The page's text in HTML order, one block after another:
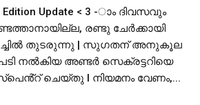
Edition Update < 3 -ാം ദിവസവും
രണ്ടു ചേർക്കായി
തുടരുന്നു | സുഗതന് അനുകൂല
നൽകിയ അണ്ടര്‍ സെക്രട്ടറിയെ
ചെയ്തു l നിയമനം വേണം,...